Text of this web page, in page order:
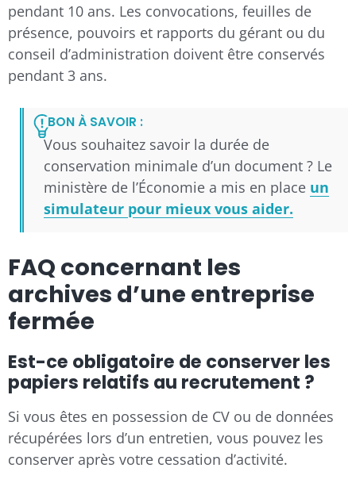
pendant 10 ans. Les convocations, feuilles de
présence, pouvoirs et rapports du gérant ou du
conseil d’administration doivent être conservés
pendant 3 ans.
BON À SAVOIR :
Vous souhaitez savoir la durée de
conservation minimale d’un document ? Le
ministère de l’Économie a mis en place un
simulateur pour mieux vous aider.
FAQ concernant les
archives d’une entreprise
fermée
Est-ce obligatoire de conserver les
papiers relatifs au recrutement ?
Si vous êtes en possession de CV ou de données
récupérées lors d’un entretien, vous pouvez les
conserver après votre cessation d’activité.